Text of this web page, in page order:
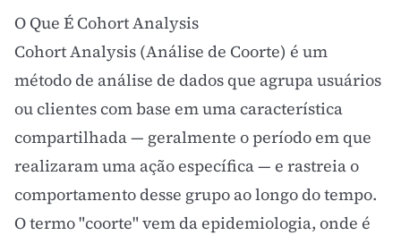
O Que É Cohort Analysis
Cohort Analysis (Análise de Coorte) é um
método de análise de dados que agrupa usuários
ou clientes com base em uma característica
compartilhada — geralmente o período em que
realizaram uma ação específica — e rastreia o
comportamento desse grupo ao longo do tempo.
O termo "coorte" vem da epidemiologia, onde é